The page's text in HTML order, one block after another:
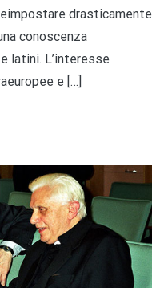
drasticamente
conoscenza
latini. L’interesse
e […]